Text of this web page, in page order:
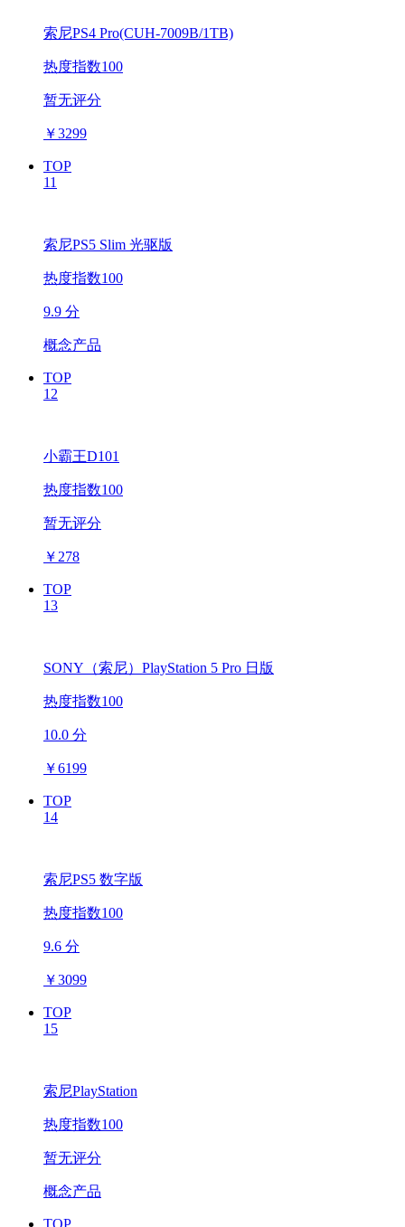
索尼PS4 Pro(CUH-7009B/1TB)
热度指数100
暂无评分
￥3299
TOP
11
索尼PS5 Slim 光驱版
热度指数100
9.9 分
概念产品
TOP
12
小霸王D101
热度指数100
暂无评分
￥ 278
TOP
13
SONY（索尼）PlayStation 5 Pro 日版
热度指数100
10.0 分
￥6199
TOP
14
索尼PS5 数字版
热度指数100
9.6 分
￥3099
TOP
15
索尼PlayStation
热度指数100
暂无评分
概念产品
TOP